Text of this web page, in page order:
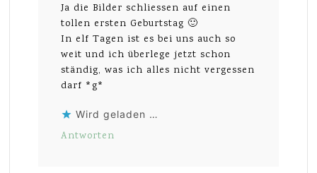
Ja die Bilder schliessen auf einen
tollen ersten Geburtstag 🙂
In elf Tagen ist es bei uns auch so
weit und ich überlege jetzt schon
ständig, was ich alles nicht vergessen
darf *g*
Wird geladen …
Antworten